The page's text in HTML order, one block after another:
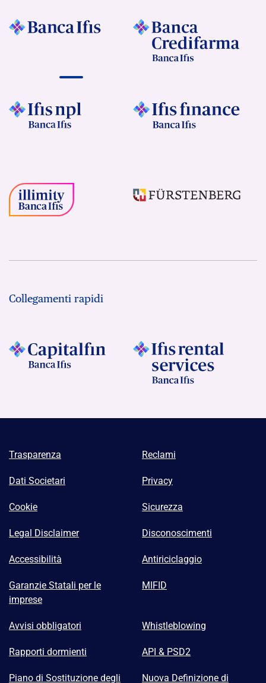
Collegamenti rapidi
Trasparenza Reclami
Dati Societari Privacy
Cookie Sicurezza
Legal Disclaimer Disconoscimenti
Accessibilità Antiriciclaggio
Garanzie Statali per le
imprese
MIFID
Avvisi obbligatori Whistleblowing
Rapporti dormienti API & PSD2
Piano di Sostituzione degli Nuova Definizione di